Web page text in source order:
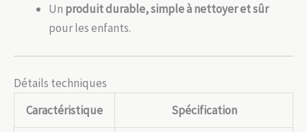
Un produit durable, simple à nettoyer et sûr
pour les enfants.
Détails techniques
Caractéristique
Spécification